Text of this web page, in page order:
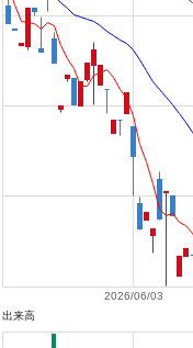
2026/06/03
出来高